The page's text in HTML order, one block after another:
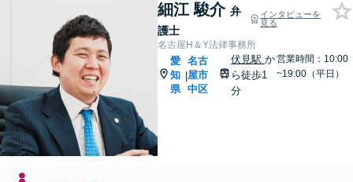
細江 駿介 弁
護士
インタビューを
見る
名古屋H＆Y法律事務所
愛
知
県
|
名古
屋市
中区
伏見駅 か
ら徒歩1
分
営業時間：10:00
~19:00（平日）